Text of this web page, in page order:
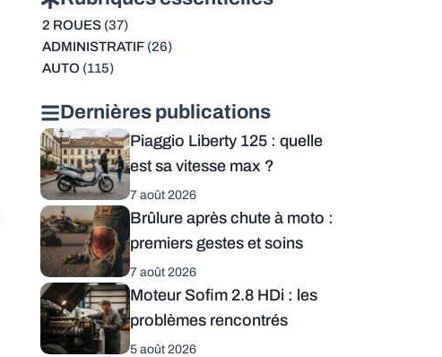
2 ROUES(37)
ADMINISTRATIF(26)
AUTO (115)
Dernières publications
Piaggio Liberty 125 : quelle
est sa vitesse max ?
7 août 2026
Brûlure après chute à moto :
premiers gestes et soins
7 août 2026
Moteur Sofim 2.8 HDi : les
problèmes rencontrés
5 août 2026